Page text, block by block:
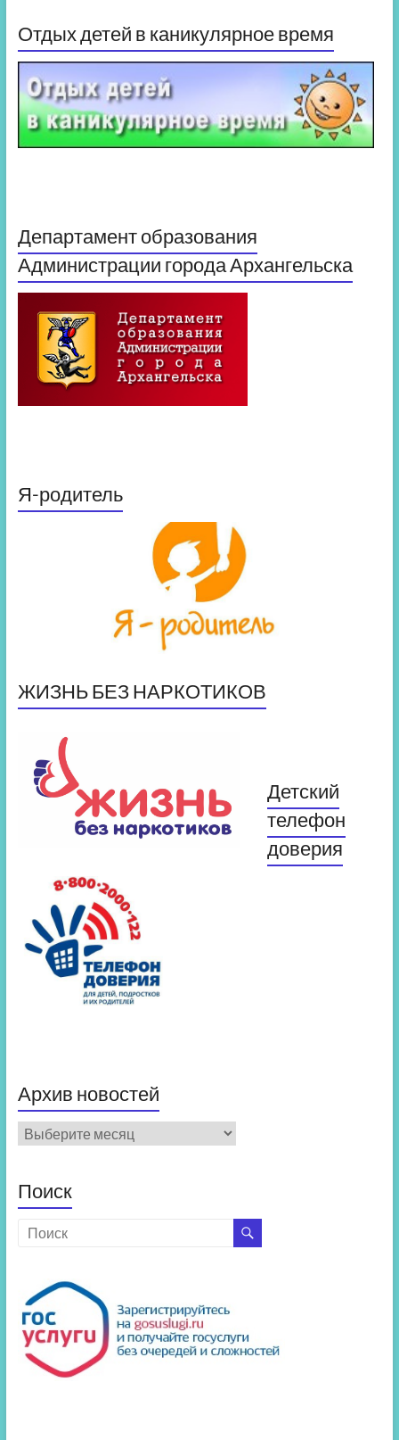
Отдых детей в каникулярное время
Департамент образования
Администрации города Архангельска
Я-родитель
ЖИЗНЬ БЕЗ НАРКОТИКОВ
Детский
телефон
доверия
Архив новостей
Архив
новостей
Поиск